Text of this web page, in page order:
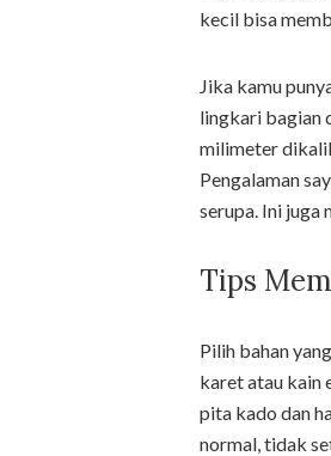
kecil bisa
Jika kamu
lingkari bagian
milimeter
Pengalaman
serupa. Ini juga
Tips
Pilih bahan
karet atau kain
pita kado dan
normal, tidak